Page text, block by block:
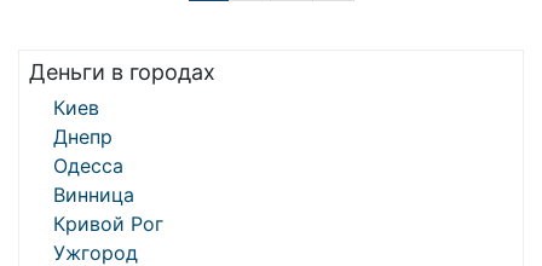
Деньги в городах
Киев
Днепр
Одесса
Винница
Кривой Рог
Ужгород